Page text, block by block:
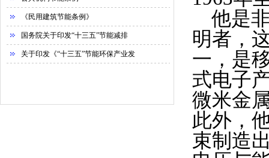
《民用建筑节能条例》
国务院关于印发“十三五”节能减排
关于印发《“十三五”节能环保产业发
他是
明者，
一，是
式电子
微米金
此外，
束制造